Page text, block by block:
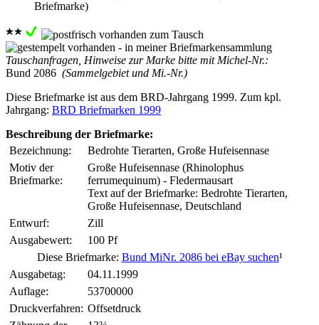
Briefmarke)
Tauschanfragen, Hinweise zur Marke bitte mit Michel-Nr.:
Bund 2086 (Sammelgebiet und Mi.-Nr.)
Diese Briefmarke ist aus dem BRD-Jahrgang 1999. Zum kpl.
Jahrgang: BRD Briefmarken 1999
Beschreibung der Briefmarke:
Bezeichnung:
Bedrohte Tierarten, Große Hufeisennase
Motiv der
Briefmarke:
Große Hufeisennase (Rhinolophus
ferrumequinum) - Fledermausart
Text auf der Briefmarke: Bedrohte Tierarten,
Große Hufeisennase, Deutschland
Entwurf:
Zill
Ausgabewert:
100 Pf
Diese Briefmarke: Bund MiNr. 2086 bei eBay suchen¹
Ausgabetag:
04.11.1999
Auflage:
53700000
Druckverfahren: Offsetdruck